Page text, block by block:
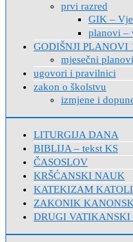
prvi razred
GIK –
planovi –
GODIŠNJI PLANOVI
mjesečni
ugovori i pravilnici
zakon o školstvu
izmjene i
LITURGIJA DANA
BIBLIJA – tekst KS
ČASOSLOV
KRŠĆANSKI NAUK
KATEKIZAM
ZAKONIK
DRUGI